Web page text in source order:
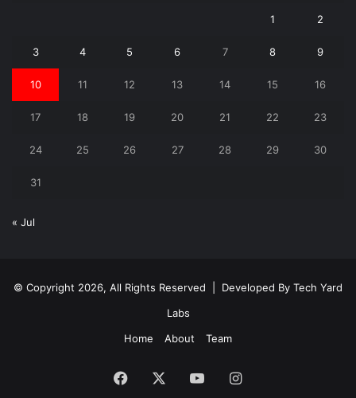
1 2
3 4 5 6 7 8 9
10 11 12 13 14 15 16
17 18 19 20 21 22 23
24 25 26 27 28 29 30
31
« Jul
© Copyright 2026, All Rights Reserved | Developed By Tech Yard
Labs
Home
About Team
Facebook YouTubeInstagram